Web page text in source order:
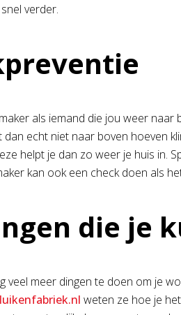
verder.
als iemand die jou weer
dan echt niet naar boven hoeven
helpt je dan zo weer je huis
kan ook een check doen als
die je
veel meer dingen te doen om je
weten ze hoe je